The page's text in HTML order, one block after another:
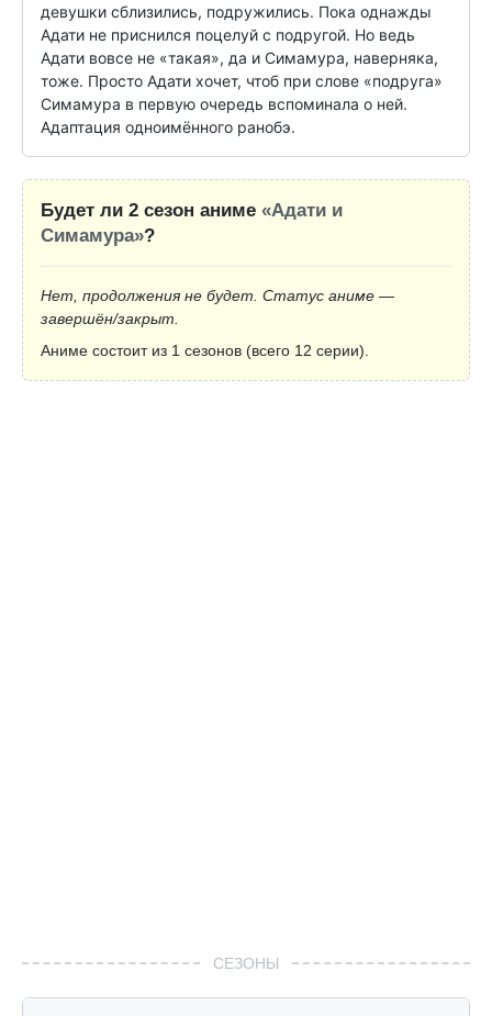
девушки сблизились, подружились. Пока однажды
Адати не приснился поцелуй с подругой. Но ведь
Адати вовсе не «такая», да и Симамура, наверняка,
тоже. Просто Адати хочет, чтоб при слове «подруга»
Симамура в первую очередь вспоминала о ней.
Адаптация одноимённого ранобэ.
Будет ли 2 сезон аниме «Адати и
Симамура»?
Нет, продолжения не будет. Статус аниме —
завершён/закрыт.
Аниме состоит из 1 сезонов (всего 12 серии).
СЕЗОНЫ